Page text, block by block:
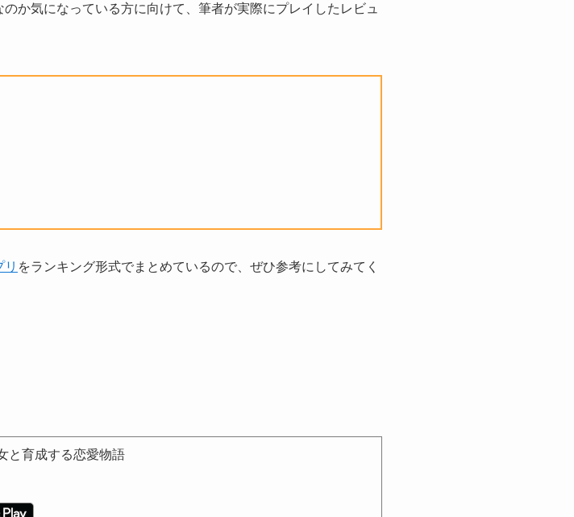
か気になっている方に向けて、筆者が実際にプレイしたレビュ
をランキング形式でまとめているので、ぜひ参考にしてみてく
と育成する恋愛物語